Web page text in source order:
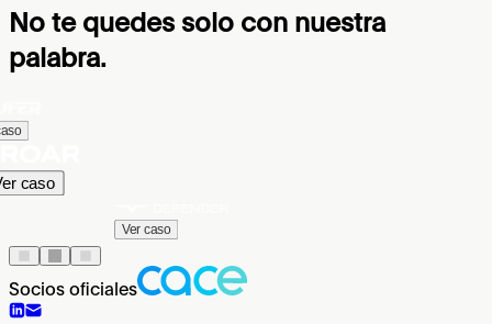
No te quedes solo con nuestra
palabra.
caso
Ver caso
Socios oficiales